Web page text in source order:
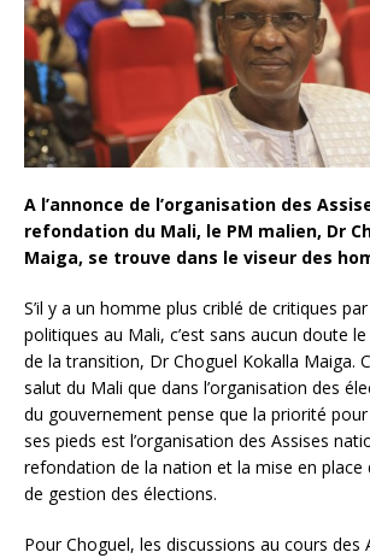
A l’annonce de l’organisation des
refondation du Mali, le PM malien, Dr
Maiga, se trouve dans le viseur des
S’il y a un homme plus criblé de critiques
politiques au Mali, c’est sans aucun doute
de la transition, Dr Choguel Kokalla Maiga.
salut du Mali que dans l’organisation des
du gouvernement pense que la priorité
ses pieds est l’organisation des Assises
refondation de la nation et la mise en place
de gestion des élections.
Pour Choguel, les discussions au cours des